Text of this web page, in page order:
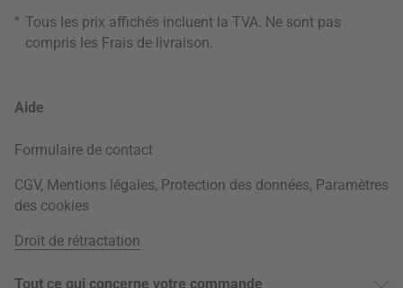
* Tous les prix affichés incluent la TVA. Ne sont pas
compris les Frais de livraison.
Aide
Formulaire de contact
CGV, Mentions légales, Protection des données, Paramètres
des cookies
Droit de rétractation
Tout ce qui concerne votre commande